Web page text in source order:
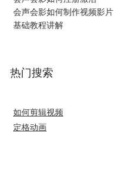
会声会影如何制作视频影片
基础教程讲解
热门搜索
如何剪辑视频
定格动画